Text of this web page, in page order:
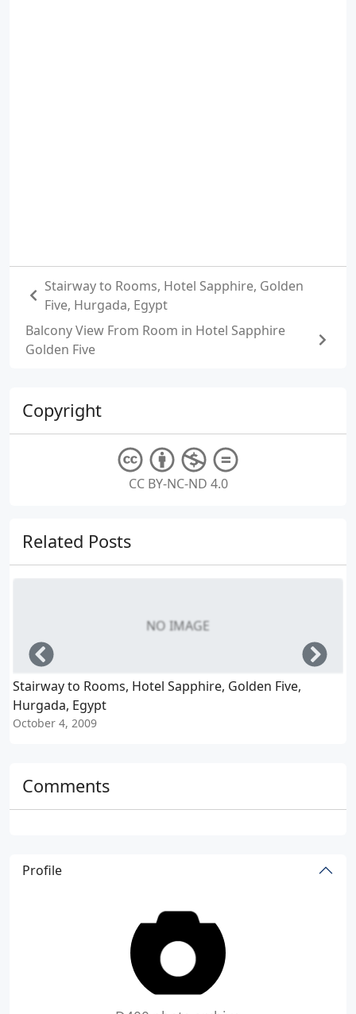
Stairway to Rooms, Hotel Sapphire, Golden
Five, Hurgada, Egypt
Balcony View From Room in Hotel Sapphire
Golden Five
Copyright
CC BY-NC-ND 4.0
Related Posts
NO IMAGE
Stairway to Rooms, Hotel Sapphire, Golden Five,
Hurgada, Egypt
October 4, 2009
Left
Comments
Profile